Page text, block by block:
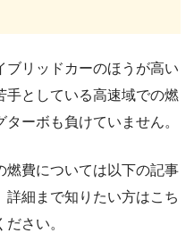
ブリッドカーのほうが高い
手としている高速域での燃
ーボも負けていません。
燃費については以下の記事
詳細まで知りたい方はこち
さい。